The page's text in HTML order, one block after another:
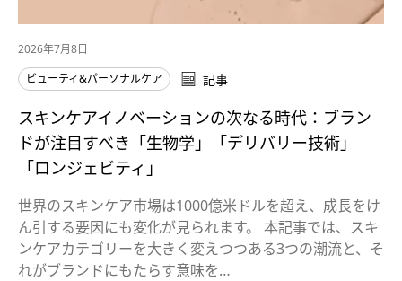
2026年7月8日
ビューティ&パーソナルケア
記事
スキンケアイノベーションの次なる時代：ブラン
ドが注目すべき「生物学」「デリバリー技術」
「ロンジェビティ」
世界のスキンケア市場は1000億米ドルを超え、成長をけ
ん引する要因にも変化が見られます。 本記事では、スキ
ンケアカテゴリーを大きく変えつつある3つの潮流と、そ
れがブランドにもたらす意味を…